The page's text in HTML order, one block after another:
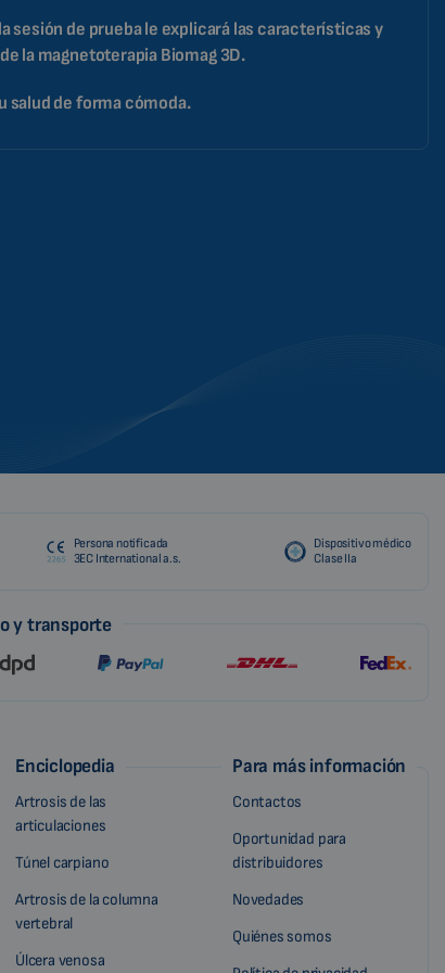
sesión de prueba le explicará las características y
la magnetoterapia Biomag 3D.
salud de forma cómoda.
Persona notificada
3EC International a.s.
Dispositivo médico
Clase IIa
y transporte
Enciclopedia
Artrosis de las
articulaciones
Túnel carpiano
Artrosis de la columna
vertebral
Úlcera venosa
Para más información
Contactos
Oportunidad para
distribuidores
Novedades
Quiénes somos